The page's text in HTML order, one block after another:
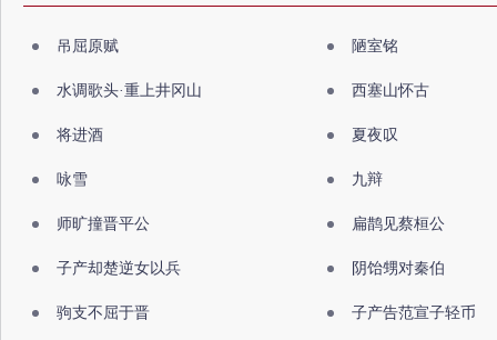
吊屈原赋 陋室铭
水调歌头·重上井冈山 西塞山怀古
将进酒 夏夜叹
咏雪 九辩
师旷撞晋平公 扁鹊见蔡桓公
子产却楚逆女以兵 阴饴甥对秦伯
驹支不屈于晋 子产告范宣子轻币